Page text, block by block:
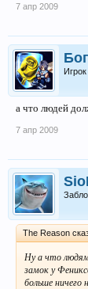
7 апр 2009
Бог
Игрок
а что людей
7 апр 2009
The Reason
Ну а что
замок у
больше ничего